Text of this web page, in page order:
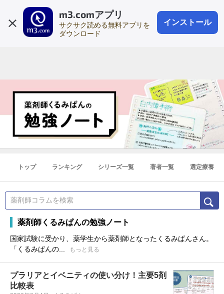
m3.comアプリ
サクサク読める無料アプリを
ダウンロード
インストール
会員登録
登録1分
トップ ランキング シリーズ一覧 著者一覧 選定療養
薬剤師くるみぱんの勉強ノート
国家試験に受かり、薬学生から薬剤師となったくるみぱんさん。
「くるみぱんの...
もっと見る
プラリアとイベニティの使い分け！主要5剤
比較表